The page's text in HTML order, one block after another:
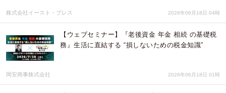
株式会社イースト・プレス 2026年06月18日 04時
【ウェブセミナー】『老後資金 年金 相続 の基礎税
務』生活に直結する “損しないための税金知識”
岡安商事株式会社 2026年06月18日 01時